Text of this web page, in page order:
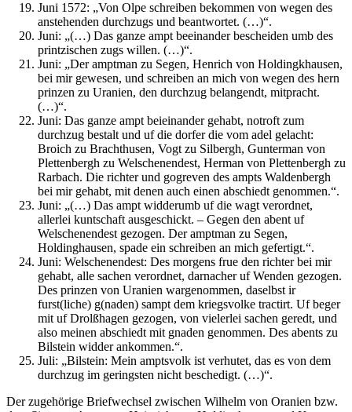
Juni 1572: „Von Olpe schreiben bekommen von wegen des
anstehenden durchzugs und beantwortet. (…)“.
Juni: „(…) Das ganze ampt beeinander bescheiden umb des
printzischen zugs willen. (…)“.
Juni: „Der amptman zu Segen, Henrich von Holdingkhausen,
bei mir gewesen, und schreiben an mich von wegen des hern
prinzen zu Uranien, den durchzug belangendt, mitpracht.
(…)“.
Juni: Das ganze ampt beieinander gehabt, notroft zum
durchzug bestalt und uf die dorfer die vom adel gelacht:
Broich zu Brachthusen, Vogt zu Silbergh, Gunterman von
Plettenbergh zu Welschenendest, Herman von Plettenbergh zu
Rarbach. Die richter und gogreven des ampts Waldenbergh
bei mir gehabt, mit denen auch einen abschiedt genommen.“.
Juni: „(…) Das ampt widderumb uf die wagt verordnet,
allerlei kuntschaft ausgeschickt. – Gegen den abent uf
Welschenendest gezogen. Der amptman zu Segen,
Holdinghausen, spade ein schreiben an mich gefertigt.“.
Juni: Welschenendest: Des morgens frue den richter bei mir
gehabt, alle sachen verordnet, darnacher uf Wenden gezogen.
Des prinzen von Uranien wargenommen, daselbst ir
furst(liche) g(naden) sampt dem kriegsvolke tractirt. Uf beger
mit uf Drolßhagen gezogen, von vielerlei sachen geredt, und
also meinen abschiedt mit gnaden genommen. Des abents zu
Bilstein widder ankommen.“.
Juli: „Bilstein: Mein amptsvolk ist verhutet, das es von dem
durchzug im geringsten nicht beschedigt. (…)“.
Der zugehörige Briefwechsel zwischen Wilhelm von Oranien bzw.